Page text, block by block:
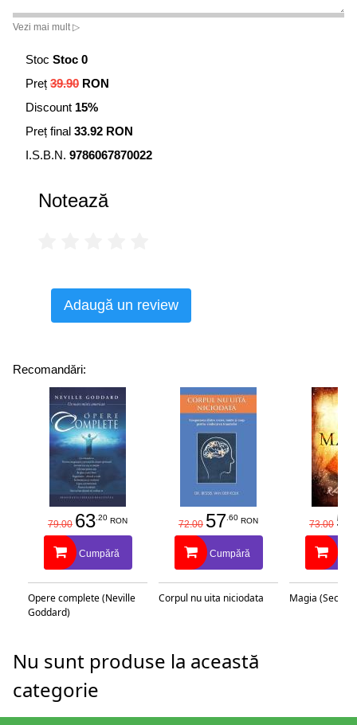
Vezi mai mult ▷
Stoc Stoc 0
Preț 39.90 RON
Discount 15%
Preț final 33.92 RON
I.S.B.N. 9786067870022
Notează
Adaugă un review
Recomandări:
79.00 63.20 RON
Cumpără
Opere complete (Neville
Goddard)
72.00 57.60 RON
Cumpără
Corpul nu uita niciodata
73.00 58
Magia
Nu sunt produse la această
categorie